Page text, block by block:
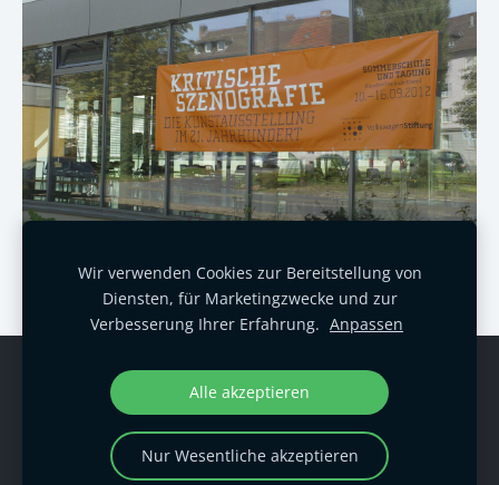
Cookies
Copyright Prof. Dr. Hemken
Wir verwenden Cookies zur Bereitstellung von
Diensten, für Marketingzwecke und zur
Verbesserung Ihrer Erfahrung. Anpassen
Alle akzeptieren
Nur Wesentliche akzeptieren